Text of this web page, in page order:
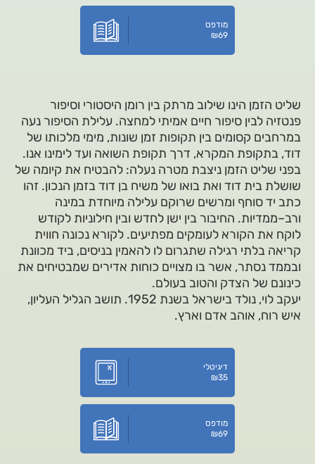
מודפס
₪69
שליט הזמן הינו שילוב מרתק בין רומן היסטורי וסיפור
פנטזיה לבין סיפור חיים אמיתי למחצה. עלילת הסיפור נעה
במרחבים קסומים בין תקופות זמן שונות, מימי מלכותו של
דוד, בתקופת המקרא, דרך תקופת השואה ועד לימינו אנו.
בפני שליט הזמן ניצבת מטרה נעלה: להבטיח את קיומה של
שושלת בית דוד ואת בואו של משיח בן דוד בזמן הנכון. זהו
כתב יד סוחף ומרשים שרוקם עלילה מיוחדת במינה
ורב–ממדיות. החיבור בין ישן לחדש ובין חילוניות לקודש
לוקח את הקורא לעומקים מפתיעים. לקורא נכונה חווית
קריאה בלתי רגילה שתגרום לו להאמין בניסים, ביד מכוונת
ובממד נסתר, אשר בו מצויים כוחות אדירים שמבטיחים את
כינונם של הצדק והטוב בעולם.
יעקב לוי, נולד בישראל בשנת 1952. תושב הגליל העליון,
איש רוח, אוהב אדם וארץ.
דיגיטלי
₪35
מודפס
₪69